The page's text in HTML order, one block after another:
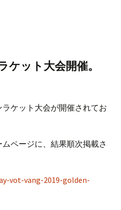
ケット大会開催。
ケット大会が開催されてお
ページに、結果順次掲載さ
vot-vang-2019-golden-